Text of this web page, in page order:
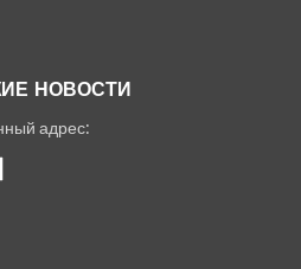
НОВОСТИ
адрес: